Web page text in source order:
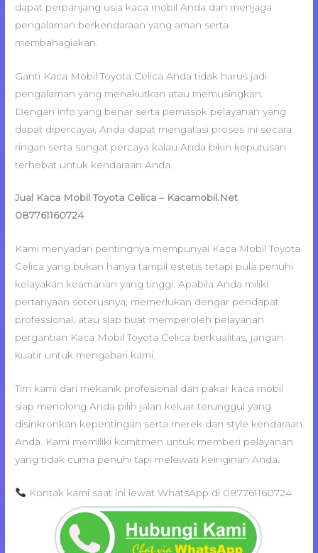
dapat perpanjang usia kaca mobil Anda dan menjaga
pengalaman berkendaraan yang aman serta
membahagiakan.
Ganti Kaca Mobil Toyota Celica Anda tidak harus jadi
pengalaman yang menakutkan atau memusingkan.
Dengan info yang benar serta pemasok pelayanan yang
dapat dipercayai, Anda dapat mengatasi proses ini secara
ringan serta sangat percaya kalau Anda bikin keputusan
terhebat untuk kendaraan Anda.
Jual Kaca Mobil Toyota Celica – Kacamobil.Net
087761160724
Kami menyadari pentingnya mempunyai Kaca Mobil Toyota
Celica yang bukan hanya tampil estetis tetapi pula penuhi
kelayakan keamanan yang tinggi. Apabila Anda miliki
pertanyaan seterusnya, memerlukan dengar pendapat
professional, atau siap buat memperoleh pelayanan
pergantian Kaca Mobil Toyota Celica berkualitas, jangan
kuatir untuk mengabari kami.
Tim kami dari mekanik profesional dan pakar kaca mobil
siap menolong Anda pilih jalan keluar terunggul yang
disinkronkan kepentingan serta merek dan style kendaraan
Anda. Kami memiliki komitmen untuk memberi pelayanan
yang tidak cuma penuhi tapi melewati keinginan Anda.
Kontak kami saat ini lewat WhatsApp di 087761160724